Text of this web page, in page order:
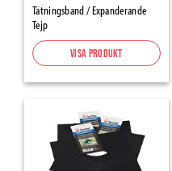
Protection &
Frame Protectors
Zipper Doors
Grund- & Markbyggnad
Tätningsband / Expanderande
Tejp
Visa produkt